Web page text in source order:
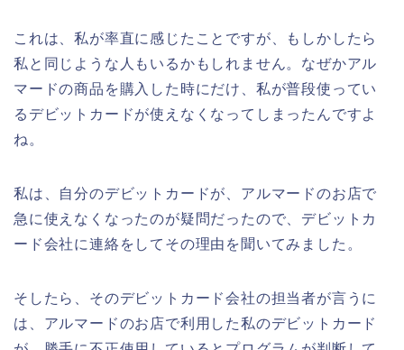
これは、私が率直に感じたことですが、もしかしたら
私と同じような人もいるかもしれません。なぜかアル
マードの商品を購入した時にだけ、私が普段使ってい
るデビットカードが使えなくなってしまったんですよ
ね。
私は、自分のデビットカードが、アルマードのお店で
急に使えなくなったのが疑問だったので、デビットカ
ード会社に連絡をしてその理由を聞いてみました。
そしたら、そのデビットカード会社の担当者が言うに
は、アルマードのお店で利用した私のデビットカード